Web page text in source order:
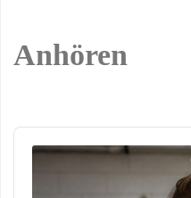
Anhören
Audio
Player